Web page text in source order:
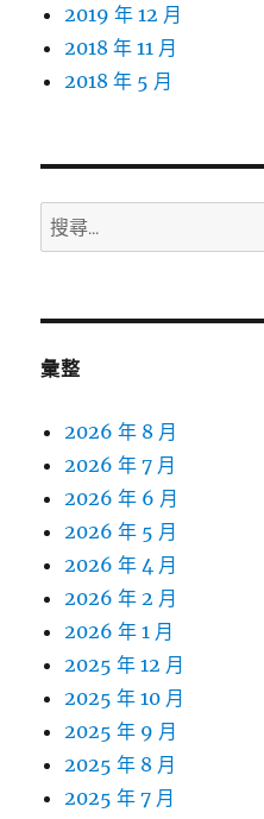
2019 年 12 月
2018 年 11 月
2018 年 5 月
搜
尋
鍵
彙整
2026 年 8 月
2026 年 7 月
2026 年 6 月
2026 年 5 月
2026 年 4 月
2026 年 2 月
2026 年 1 月
2025 年 12 月
2025 年 10 月
2025 年 9 月
2025 年 8 月
2025 年 7 月